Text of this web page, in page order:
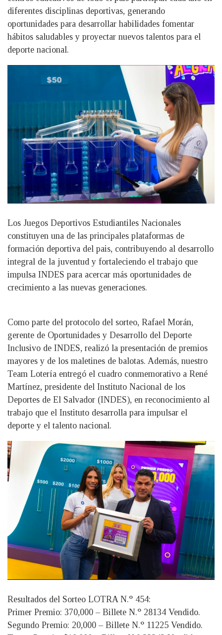
diferentes disciplinas deportivas, generando
oportunidades para desarrollar habilidades fomentar
hábitos saludables y proyectar nuevos talentos para el
deporte nacional.
Los Juegos Deportivos Estudiantiles Nacionales
constituyen una de las principales plataformas de
formación deportiva del pais, contribuyendo al desarrollo
integral de la juventud y fortaleciendo el trabajo que
impulsa INDES para acercar más oportunidades de
crecimiento a las nuevas generaciones.
Como parte del protocolo del sorteo, Rafael Morán,
gerente de Oportunidades y Desarrollo del Deporte
Inclusivo de INDES, realizó la presentación de premios
mayores y de los maletines de balotas. Además, nuestro
Team Lotería entregó el cuadro conmemorativo a René
Martínez, presidente del Instituto Nacional de los
Deportes de El Salvador (INDES), en reconocimiento al
trabajo que el Instituto desarrolla para impulsar el
deporte y el talento nacional.
Resultados del Sorteo LOTRA N.° 454:
Primer Premio: 370,000 – Billete N.° 28134 Vendido.
Segundo Premio: 20,000 – Billete N.° 11225 Vendido.